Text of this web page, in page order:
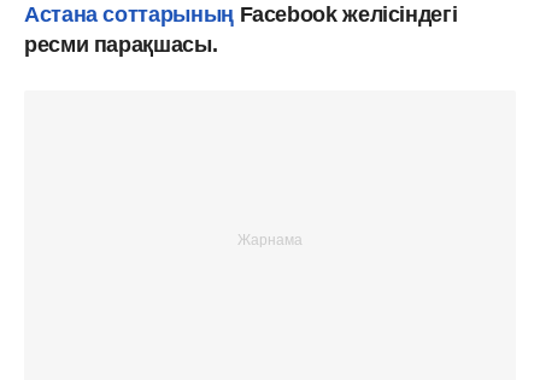
Астана соттарыныңFacebook желісіндегі
ресми парақшасы.